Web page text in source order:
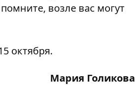
возле вас могут
октября.
Мария Голикова